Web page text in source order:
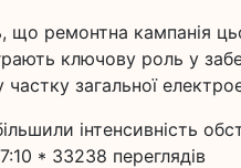
що ремонтна кампанія
ключову роль у
загальної
інтенсивність
* 33238 переглядiв